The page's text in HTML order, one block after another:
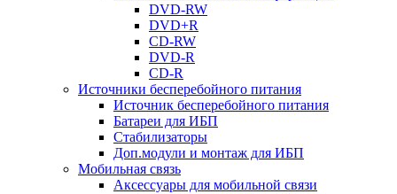
DVD-RW
DVD+R
CD-RW
DVD-R
CD-R
Источники бесперебойного питания
Источник бесперебойного питания
Батареи для ИБП
Стабилизаторы
Доп.модули и монтаж для ИБП
Мобильная связь
Аксессуары для мобильной связи